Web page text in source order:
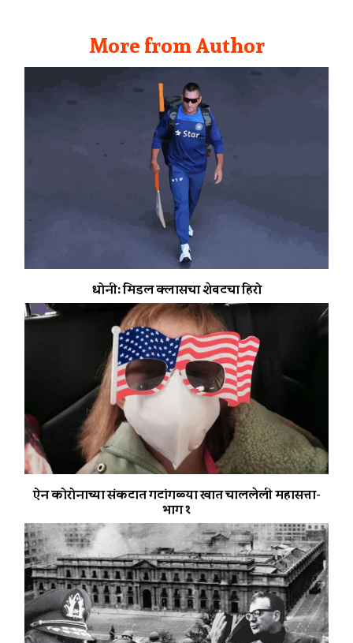
More from Author
धोनी: मिडल क्लासचा शेवटचा हिरो
ऐन कोरोनाच्या संकटात गटांगळ्या खात चाललेली महासत्ता-
भाग १